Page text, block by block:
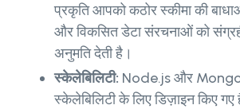
प्रकृति आपको कठोर स्कीमा की
और विकसित डेटा संरचनाओं को
अनुमति देती है।
स्केलेबिलिटी: Node.js और
स्केलेबिलिटी के लिए डिज़ाइन किए